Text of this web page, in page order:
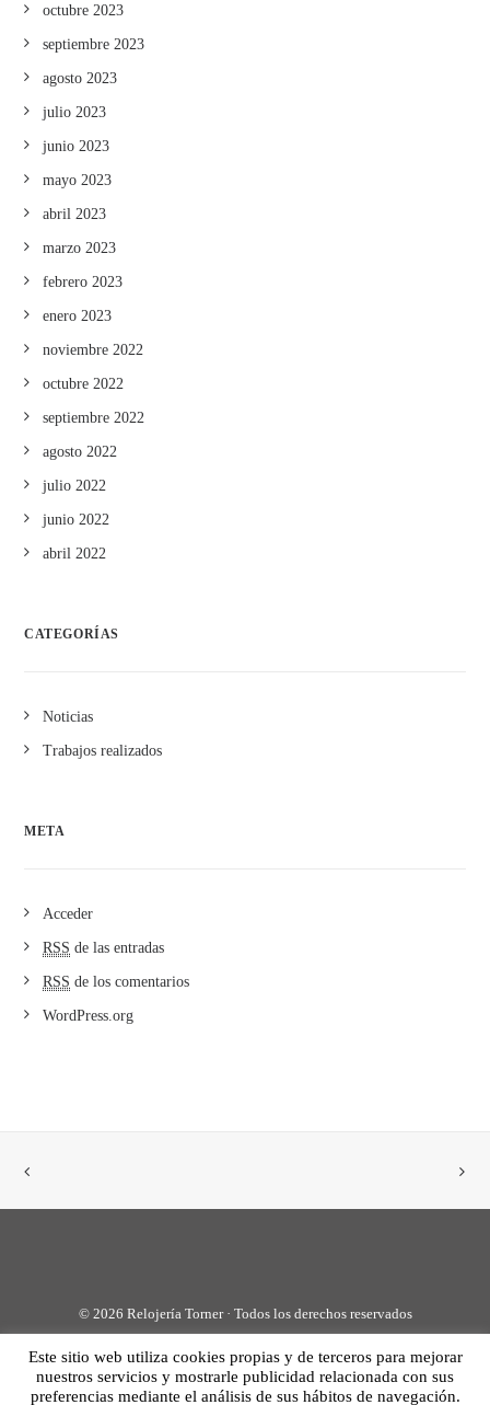
octubre 2023
septiembre 2023
agosto 2023
julio 2023
junio 2023
mayo 2023
abril 2023
marzo 2023
febrero 2023
enero 2023
noviembre 2022
octubre 2022
septiembre 2022
agosto 2022
julio 2022
junio 2022
abril 2022
CATEGORÍAS
Noticias
Trabajos realizados
META
Acceder
RSS de las entradas
RSS de los comentarios
WordPress.org
© 2026 Relojería Torner · Todos los derechos reservados
Aviso legal· Política de privacidad·Política de cookies · Diseño:
tallerdesoft.net
Este sitio web utiliza cookies propias y de terceros para mejorar
nuestros servicios y mostrarle publicidad relacionada con sus
preferencias mediante el análisis de sus hábitos de navegación.